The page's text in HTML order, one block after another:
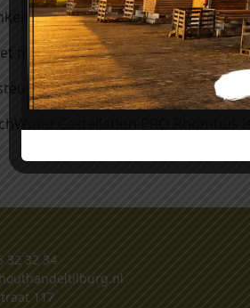
zijn voorzien van een extra
meerkleurige effect in de
door een garantie van 25 jaar.
Castellation PRO Rhombus
32 32 34
117